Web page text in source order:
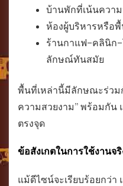
บ้านพักที่เน้นควา
ห้องผู้บริหารหรือพื้
ร้านกาแฟ–คลินิก
ลักษณ์ทันสมัย
พื้นที่เหล่านี้มีลักษณะร่วม
ความสวยงาม” พร้อมกัน
ตรงจุด
ข้อสังเกตในการใช้งานจ
แม้ดีไซน์จะเรียบร้อยกว่า